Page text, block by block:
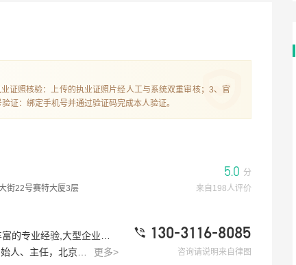
证照核验：上传的执业证照片经人工与系统双重审核；3、官
证：绑定手机号并通过验证码完成本人验证。
街22号赛特大厦3层
5.0 分
来自198人评价
#律师标签：有团队,办过大案,会外语,高学历,丰富的专业经验,大型企业服务经验 130-3116-8085
咨询请说明来自律图
更多>
抚养权纠纷案（微博、百度热搜多次上榜）。离婚纠纷：代理多位体育明星（包括乒乓球奥运冠军、女排奥运冠军及篮球明星）的婚姻家事与财产纠纷，成功维护其合法权益。离婚纠纷：男方婚内出轨多年并生育子女，代理原配与男方离婚并手撕第三者，追回小三财产千万，离婚拿到几乎达到让男方净身出户的法律判决。离婚纠纷：男方婚内出轨，第三者打伤原配女儿。律师以刑事程序推动民事谈判，最终为当事人争取到5亿元高额补偿，当场支付一亿元。股权分割：3.3亿离婚案，一审女方分文未得，二审（我方代理）逆风翻盘。